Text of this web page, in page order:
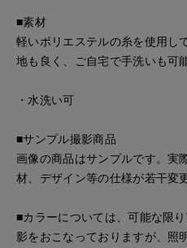
■素材
軽いポリエステルの糸を使用し
地も良く、ご自宅で手洗いも可
・水洗い可
■サンプル撮影商品
画像の商品はサンプルです。実
材、デザイン等の仕様が若干変
■カラーについては、可能な限
影をおこなっておりますが、照